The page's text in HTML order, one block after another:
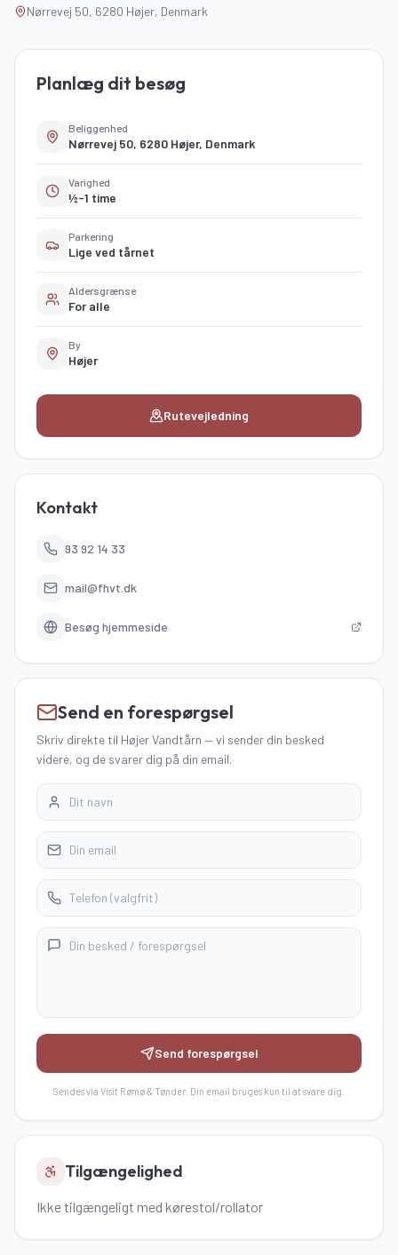
Nørrevej 50, 6280 Højer, Denmark
Planlæg dit besøg
Beliggenhed
Nørrevej 50, 6280 Højer, Denmark
Varighed
½-1 time
Parkering
Lige ved tårnet
Aldersgrænse
For alle
By
Højer
Rutevejledning
Kontakt
93 92 14 33
mail@fhvt.dk
Besøg hjemmeside
Send en forespørgsel
Skriv direkte til Højer Vandtårn — vi sender din besked
videre, og de svarer dig på din email.
Send forespørgsel
Sendes via Visit Rømø & Tønder. Din email bruges kun til at svare dig.
Tilgængelighed
Ikke tilgængeligt med kørestol/rollator